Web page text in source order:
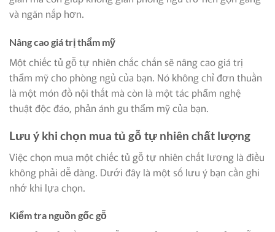
và ngăn nắp hơn.
Nâng cao giá trị thẩm mỹ
Một chiếc tủ gỗ tự nhiên chắc chắn sẽ nâng cao giá trị
thẩm mỹ cho phòng ngủ của bạn. Nó không chỉ đơn thuần
là một món đồ nội thất mà còn là một tác phẩm nghệ
thuật độc đáo, phản ánh gu thẩm mỹ của bạn.
Lưu ý khi chọn mua tủ gỗ tự nhiên chất lượng
Việc chọn mua một chiếc tủ gỗ tự nhiên chất lượng là điều
không phải dễ dàng. Dưới đây là một số lưu ý bạn cần ghi
nhớ khi lựa chọn.
Kiểm tra nguồn gốc gỗ